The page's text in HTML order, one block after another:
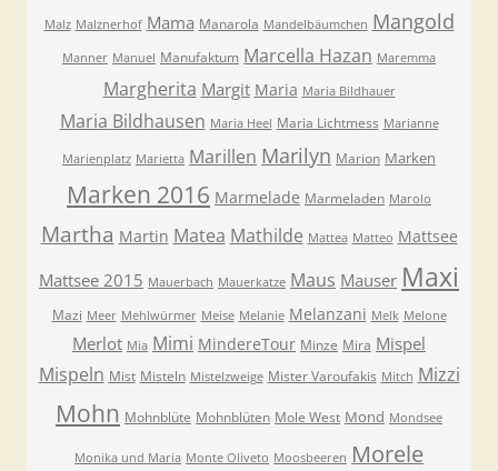
Malz Malznerhof Mama Manarola Mandelbäumchen Mangold
Manner Manuel Manufaktum Marcella Hazan Maremma
Margherita Margit Maria Maria Bildhauer
Maria Bildhausen Maria Heel Maria Lichtmess Marianne
Marienplatz Marietta Marillen Marilyn Marion Marken
Marken 2016 Marmelade Marmeladen Marolo
Martha Martin Matea Mathilde Mattea Matteo Mattsee
Mattsee 2015 Mauerbach Mauerkatze Maus Mauser Maxi
Mazi Meer Mehlwürmer Meise Melanie Melanzani Melk Melone
Merlot Mia Mimi MindereTour Minze Mira Mispel
Mispeln Mist Misteln Mistelzweige Mister Varoufakis Mitch Mizzi
Mohn Mohnblüte Mohnblüten Mole West Mond Mondsee
Monika und Maria Monte Oliveto Moosbeeren Morele